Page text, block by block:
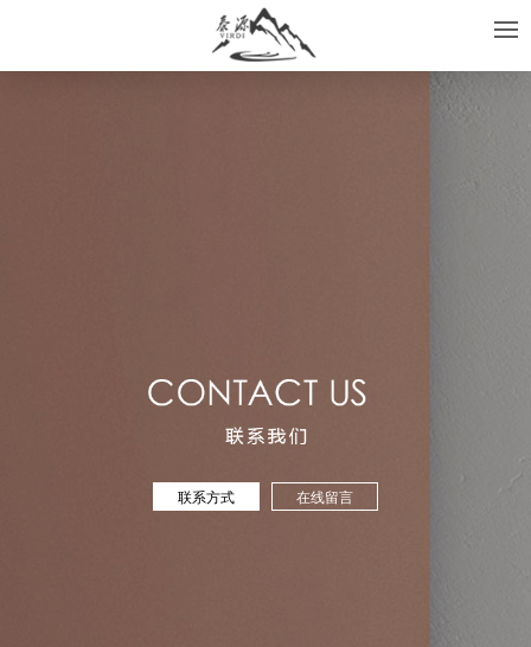
联系方式 在线留言